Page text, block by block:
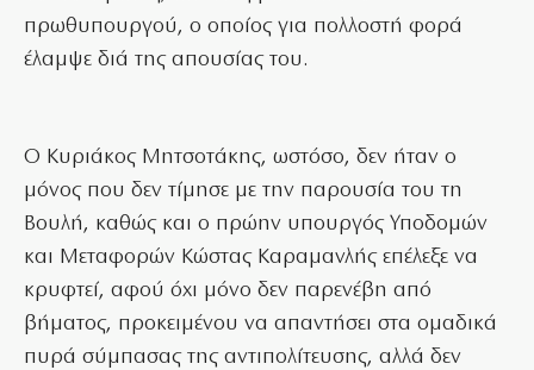
πρωθυπουργού, ο οποίος για πολλοστή φορά
έλαμψε διά της απουσίας του.
Ο Κυριάκος Μητσοτάκης, ωστόσο, δεν ήταν ο
μόνος που δεν τίμησε με την παρουσία του τη
Βουλή, καθώς και ο πρώην υπουργός Υποδομών
και Μεταφορών Κώστας Καραμανλής επέλεξε να
κρυφτεί, αφού όχι μόνο δεν παρενέβη από
βήματος, προκειμένου να απαντήσει στα ομαδικά
πυρά σύμπασας της αντιπολίτευσης, αλλά δεν